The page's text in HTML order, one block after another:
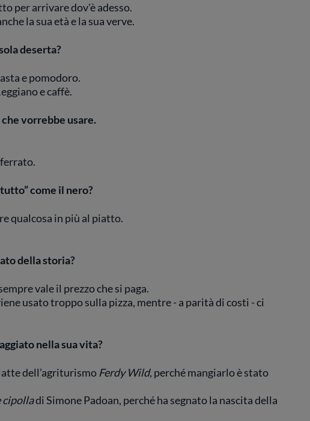
per arrivare dov'è adesso.
la sua età e la sua verve.
deserta?
e pomodoro.
e caffè.
che vorrebbe usare.
come il nero?
qualcosa in più al piatto.
della storia?
vale il prezzo che si paga.
usato troppo sulla pizza, mentre - a parità di costi - ci
nella sua vita?
dell’agriturismo Ferdy Wild, perché mangiarlo è stato
cipolladi Simone Padoan, perché ha segnato la nascita della